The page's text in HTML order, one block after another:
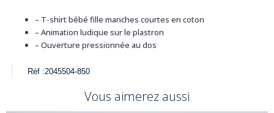
– T-shirt bébé fille manches courtes en coton
– Animation ludique sur le plastron
– Ouverture pressionnée au dos
Réf :2045504-850
Vous aimerez aussi